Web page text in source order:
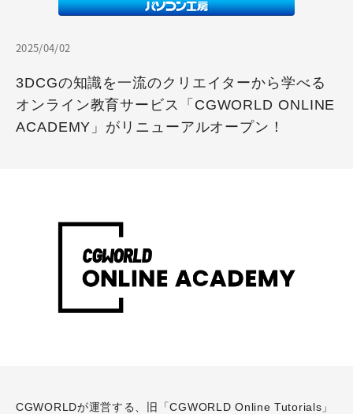
2025/04/02
3DCGの知識を一流のクリエイターから学べる
オンライン教育サービス「CGWORLD ONLINE
ACADEMY」がリニューアルオープン！
CGWORLDが運営する、旧「CGWORLD Online Tutorials」